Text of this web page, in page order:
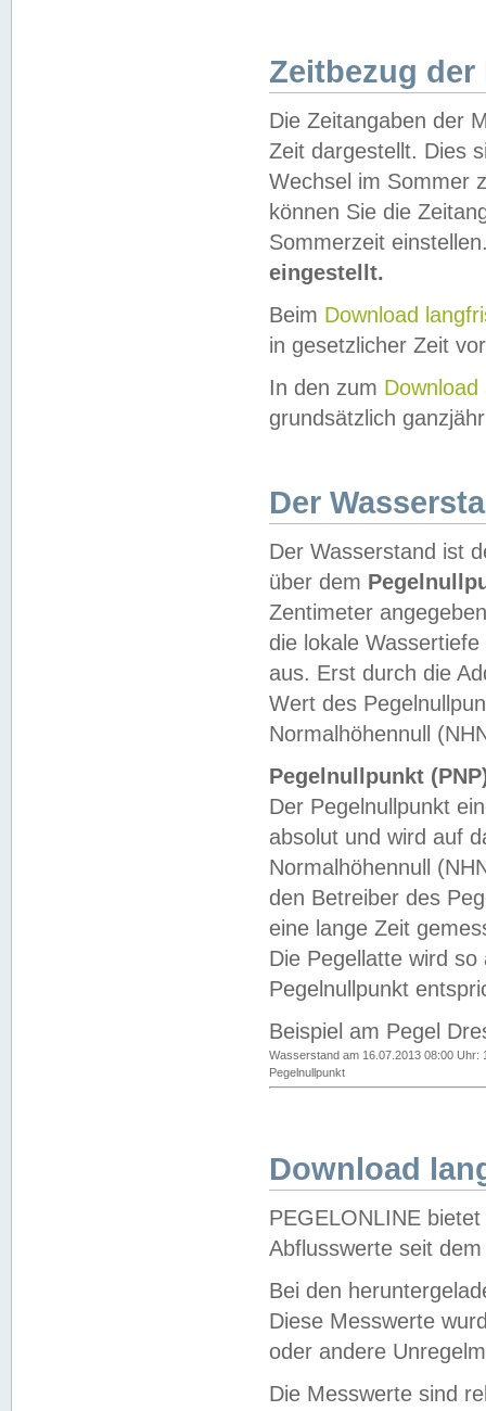
Zeitbezug der
Die Zeitangaben der
Zeit dargestellt. Dies
Wechsel im Sommer
können Sie die
Sommerzeit
eingestellt.
Beim Download
in gesetzlicher Zeit
In den zum Download
grundsätzlich
Der
Der Wasserstand ist
über dem
Zentimeter
die lokale
aus. Erst durch die
Wert des
Normalhöhennull
Pegelnullpunkt
Der Pegelnullpunkt
absolut und wird auf
Normalhöhennull
den Betreiber des
eine lange Zeit
Die Pegellatte wird
Pegelnullpunkt
Beispiel am Pegel
Wasserstand am 16.07.2013 08:00 Uhr:
Pegelnullpunkt
Download
PEGELONLINE
Abflusswerte seit
Bei den
Diese Messwerte
oder andere
Die Messwerte sind